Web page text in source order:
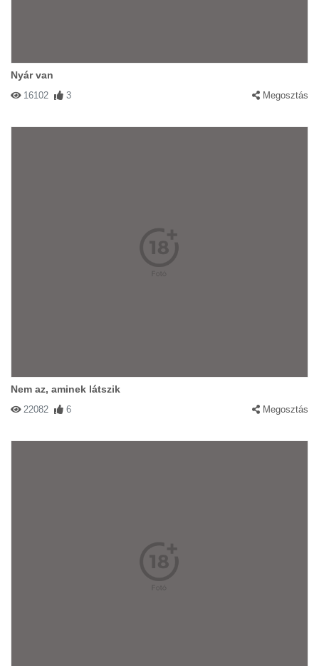
Nyár van
16102 3 Megosztás
Nem az, aminek látszik
22082 6 Megosztás